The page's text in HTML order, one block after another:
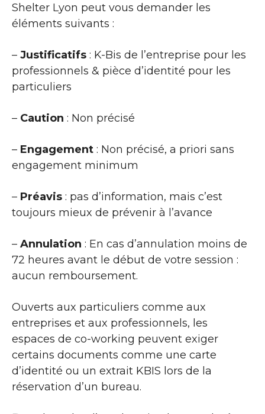
Shelter Lyon peut vous demander les
éléments suivants :
– Justificatifs : K-Bis de l’entreprise pour les
professionnels & pièce d’identité pour les
particuliers
– Caution : Non précisé
– Engagement : Non précisé, a priori sans
engagement minimum
– Préavis : pas d’information, mais c’est
toujours mieux de prévenir à l’avance
– Annulation : En cas d’annulation moins de
72 heures avant le début de votre session :
aucun remboursement.
Ouverts aux particuliers comme aux
entreprises et aux professionnels, les
espaces de co-working peuvent exiger
certains documents comme une carte
d’identité ou un extrait KBIS lors de la
réservation d’un bureau.